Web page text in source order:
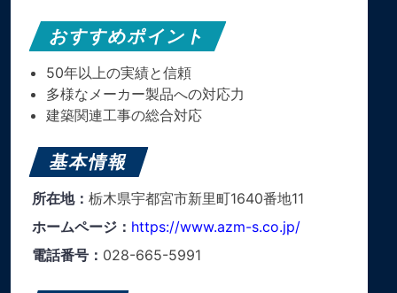
おすすめポイント
50年以上の実績と信頼
多様なメーカー製品への対応力
建築関連工事の総合対応
基本情報
所在地： 栃木県宇都宮市新里町1640番地11
ホームページ： https://www.azm-s.co.jp/
電話番号： 028-665-5991